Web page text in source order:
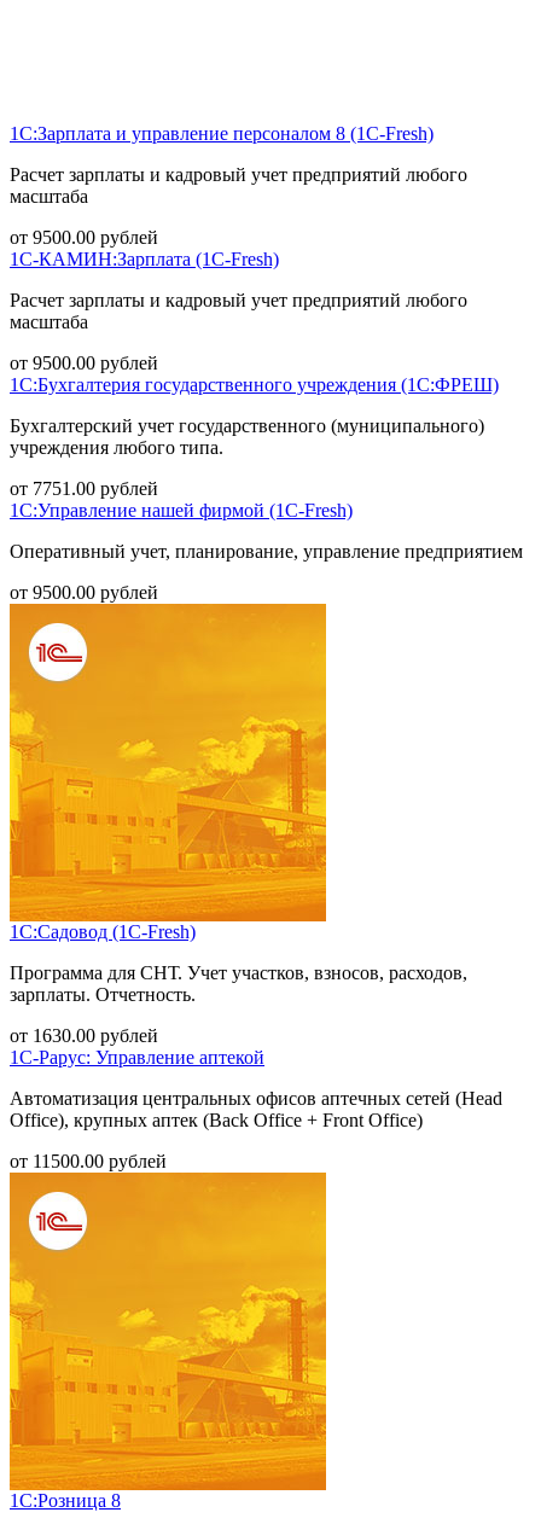
1С:Зарплата и управление персоналом 8 (1С-Fresh)
Расчет зарплаты и кадровый учет предприятий любого
масштаба
от 9500.00 рублей
1С-КАМИН:Зарплата (1С-Fresh)
Расчет зарплаты и кадровый учет предприятий любого
масштаба
от 9500.00 рублей
1С:Бухгалтерия государственного учреждения (1С:ФРЕШ)
Бухгалтерский учет государственного (муниципального)
учреждения любого типа.
от 7751.00 рублей
1С:Управление нашей фирмой (1С-Fresh)
Оперативный учет, планирование, управление предприятием
от 9500.00 рублей
1С:Садовод (1С-Fresh)
Программа для СНТ. Учет участков, взносов, расходов,
зарплаты. Отчетность.
от 1630.00 рублей
1С-Рарус: Управление аптекой
Автоматизация центральных офисов аптечных сетей (Head
Office), крупных аптек (Back Office + Front Office)
от 11500.00 рублей
1С:Розница 8